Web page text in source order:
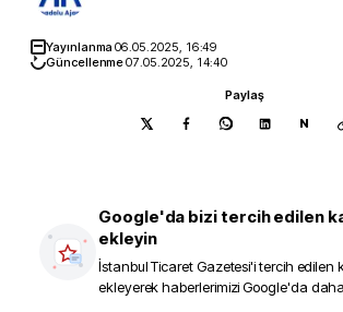
Yayınlanma06.05.2025, 16:49
Güncellenme07.05.2025, 14:40
Paylaş
N
Google'da bizi tercih edilen
ekleyin
İstanbul Ticaret Gazetesi'i tercih edilen
ekleyerek haberlerimizi Google'da daha